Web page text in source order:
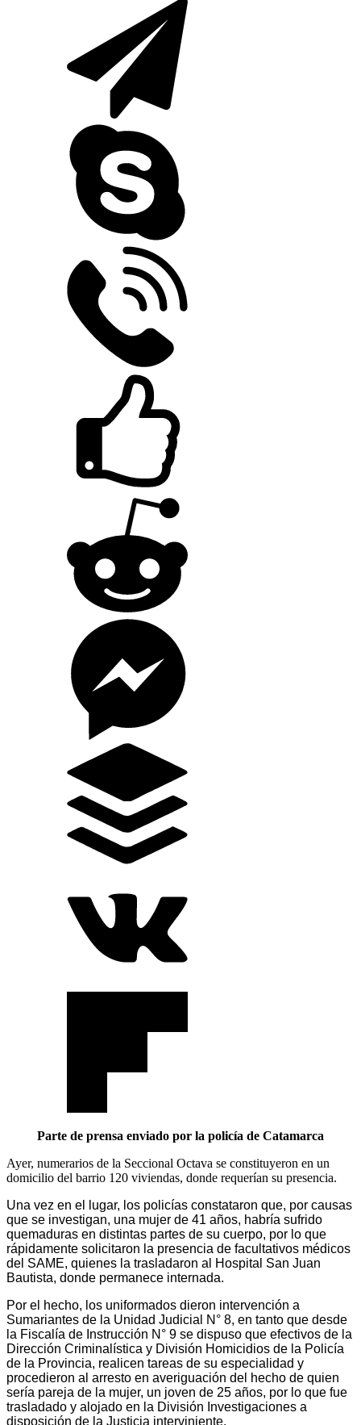
Parte de prensa enviado por la policía de Catamarca
Ayer, numerarios de la Seccional Octava se constituyeron en un
domicilio del barrio 120 viviendas, donde requerían su presencia.
Una vez en el lugar, los policías constataron que, por causas
que se investigan, una mujer de 41 años, habría sufrido
quemaduras en distintas partes de su cuerpo, por lo que
rápidamente solicitaron la presencia de facultativos médicos
del SAME, quienes la trasladaron al Hospital San Juan
Bautista, donde permanece internada.
Por el hecho, los uniformados dieron intervención a
Sumariantes de la Unidad Judicial N° 8, en tanto que desde
la Fiscalía de Instrucción N° 9 se dispuso que efectivos de la
Dirección Criminalística y División Homicidios de la Policía
de la Provincia, realicen tareas de su especialidad y
procedieron al arresto en averiguación del hecho de quien
sería pareja de la mujer, un joven de 25 años, por lo que fue
trasladado y alojado en la División Investigaciones a
disposición de la Justicia interviniente.